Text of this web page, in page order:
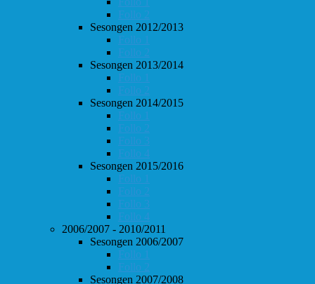
Follo 2
Sesongen 2012/2013
Follo 1
Follo 2
Sesongen 2013/2014
Follo 1
Follo 2
Sesongen 2014/2015
Follo 1
Follo 2
Follo 3
Follo 4
Sesongen 2015/2016
Follo 1
Follo 2
Follo 3
Follo 4
2006/2007 - 2010/2011
Sesongen 2006/2007
Follo 1
Follo 2
Sesongen 2007/2008